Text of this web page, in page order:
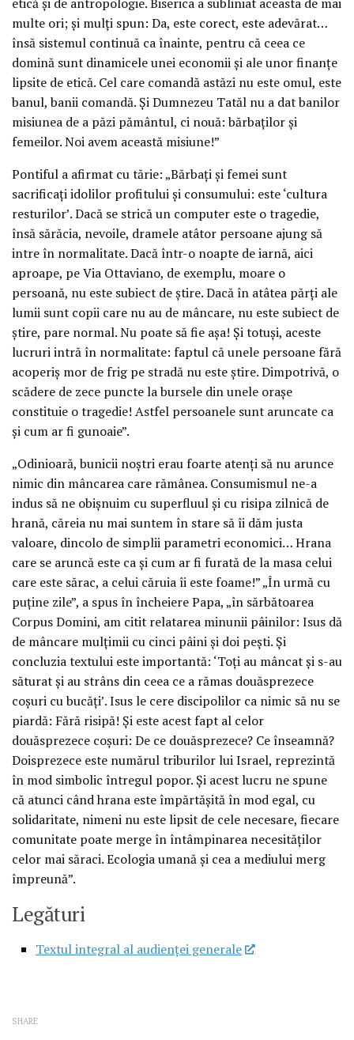
multe ori; şi mulţi spun: Da, este corect, este adevărat…
însă sistemul continuă ca înainte, pentru că ceea ce
domină sunt dinamicele unei economii şi ale unor finanţe
lipsite de etică. Cel care comandă astăzi nu este omul, este
banul, banii comandă. Şi Dumnezeu Tatăl nu a dat banilor
misiunea de a păzi pământul, ci nouă: bărbaţilor şi
femeilor. Noi avem această misiune!”
Pontiful a afirmat cu tărie: „Bărbaţi şi femei sunt
sacrificaţi idolilor profitului şi consumului: este ‘cultura
resturilor’. Dacă se strică un computer este o tragedie,
însă sărăcia, nevoile, dramele atâtor persoane ajung să
intre în normalitate. Dacă într-o noapte de iarnă, aici
aproape, pe Via Ottaviano, de exemplu, moare o
persoană, nu este subiect de ştire. Dacă în atâtea părţi ale
lumii sunt copii care nu au de mâncare, nu este subiect de
ştire, pare normal. Nu poate să fie aşa! Şi totuşi, aceste
lucruri intră în normalitate: faptul că unele persoane fără
acoperiş mor de frig pe stradă nu este ştire. Dimpotrivă, o
scădere de zece puncte la bursele din unele oraşe
constituie o tragedie! Astfel persoanele sunt aruncate ca
şi cum ar fi gunoaie”.
„Odinioară, bunicii noştri erau foarte atenţi să nu arunce
nimic din mâncarea care rămânea. Consumismul ne-a
indus să ne obişnuim cu superfluul şi cu risipa zilnică de
hrană, căreia nu mai suntem în stare să îi dăm justa
valoare, dincolo de simplii parametri economici… Hrana
care se aruncă este ca şi cum ar fi furată de la masa celui
care este sărac, a celui căruia îi este foame!” „În urmă cu
puţine zile”, a spus în încheiere Papa, „în sărbătoarea
Corpus Domini, am citit relatarea minunii pâinilor: Isus dă
de mâncare mulţimii cu cinci pâini şi doi peşti. Şi
concluzia textului este importantă: ‘Toţi au mâncat şi s-au
săturat şi au strâns din ceea ce a rămas douăsprezece
coşuri cu bucăţi’. Isus le cere discipolilor ca nimic să nu se
piardă: Fără risipă! Şi este acest fapt al celor
douăsprezece coşuri: De ce douăsprezece? Ce înseamnă?
Doisprezece este numărul triburilor lui Israel, reprezintă
în mod simbolic întregul popor. Şi acest lucru ne spune
că atunci când hrana este împărtăşită în mod egal, cu
solidaritate, nimeni nu este lipsit de cele necesare, fiecare
comunitate poate merge în întâmpinarea necesităţilor
celor mai săraci. Ecologia umană şi cea a mediului merg
împreună”.
Legături
Textul integral al audienţei generale
SHARE